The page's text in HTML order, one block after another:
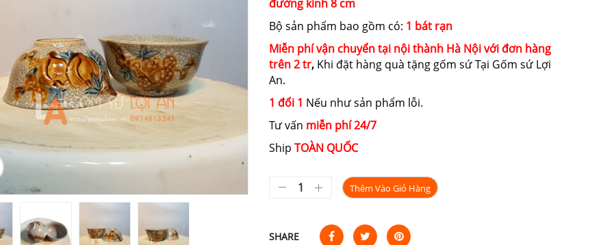
đường kính 8 cm
Bộ sản phẩm bao gồm có: 1 bát rạn
Miễn phí vận chuyển tại nội thành Hà Nội với đơn hàng
trên 2 tr, Khi đặt hàng quà tặng gốm sứ Tại Gốm sứ Lợi
An.
1 đổi 1 Nếu như sản phẩm lỗi.
Tư vấn miễn phí 24/7
Ship TOÀN QUỐC
Thêm Vào Giỏ Hàng
SHARE